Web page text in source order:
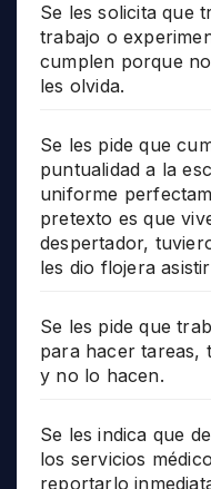
Se les solicita que
trabajo o
cumplen porque
les olvida.
Se les pide que
puntualidad a la
uniforme
pretexto es que
despertador,
les dio flojera
Se les pide que
para hacer tareas,
y no lo hacen.
Se les indica que
los servicios
reportarlo